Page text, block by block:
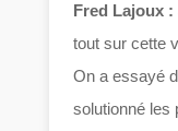
Fred Lajoux :
tout sur cette
On a essayé
solutionné les